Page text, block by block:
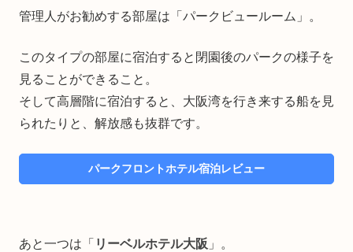
管理人がお勧めする部屋は「パークビュールーム」。
このタイプの部屋に宿泊すると閉園後のパークの様子を
見ることができること。
そして高層階に宿泊すると、大阪湾を行き来する船を見
られたりと、解放感も抜群です。
パークフロントホテル宿泊レビュー
あと一つは「 リーベルホテル大阪 」。